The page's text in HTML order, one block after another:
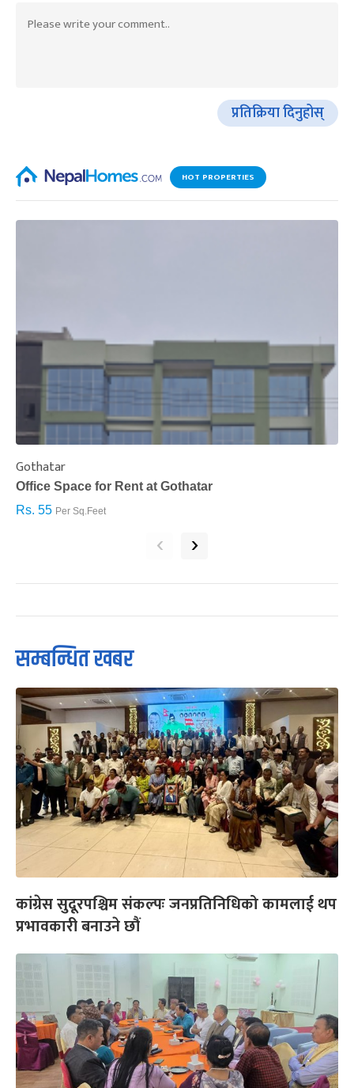
प्रतिक्रिया दिनुहोस्
HOT PROPERTIES
Gothatar
Office Space for Rent at Gothatar
Rs. 55 Per Sq.Feet
‹ ›
सम्बन्धित खबर
कांग्रेस सुदूरपश्चिम संकल्पः जनप्रतिनिधिको कामलाई थप
प्रभावकारी बनाउने छौं